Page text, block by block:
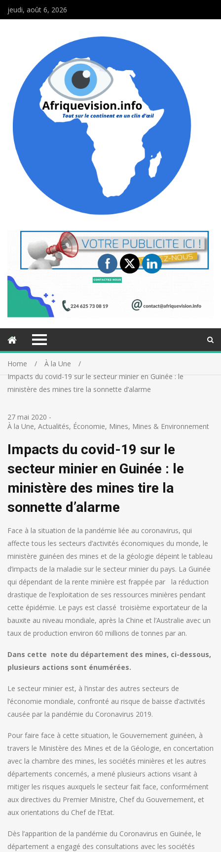
jeudi, août 6, 2026
Home
À la Une
Impacts du covid-19 sur le secteur minier en Guinée : le
ministère des mines tire la sonnette d’alarme
27 mai 2020 -
À la Une, Actualités, Économie, Mines, Mines & Environnement
Impacts du covid-19 sur le
secteur minier en Guinée : le
ministère des mines tire la
sonnette d’alarme
Face à la situation de la pandémie liée au coronavirus, qui
affecte tous les secteurs d’activités économiques du monde, le
ministère guinéen des mines et de la géologie dépeint le tableau
d’impacts de la maladie sur le secteur minier du pays. La Guinée
qui dépendant de la rente minière est frappée par la réduction
drastique de l’exploitation de ses ressources minières pendant
cette épidémie. Le pays est classé troisième exportateur de la
bauxite au niveau mondiale, après la Chine et l’Australie avec un
taux de production environ 60 millions de tonnes par an.
Dans cette note du département des mines, ci-dessous,
plusieurs actions sont énumérées.
Le secteur minier est, à l’instar des autres secteurs de
l’économie mondiale, confronté au risque de baisse d’activités
causée par la pandémie du Coronavirus 2019.
Pour faire face à cette situation, le Gouvernement guinéen, à
travers le Ministère des Mines et de la Géologie, en concertation
avec la chambre des mines, les sociétés minières et les autres
départements concernés, a mené plusieurs actions visant à
mitiger les risques auxquels le secteur fait face, conformément
aux directives du Premier Ministre, Chef du Gouvernement, et
aux orientations du Chef de l’Etat.
Dès l’apparition de la pandémie du Coronavirus en Guinée, le
département a engagé des consultations avec les sociétés